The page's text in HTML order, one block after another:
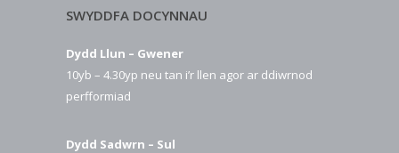
SWYDDFA DOCYNNAU
Dydd Llun – Gwener
10yb – 4.30yp neu tan i’r llen agor ar ddiwrnod
perfformiad
Dydd Sadwrn – Sul